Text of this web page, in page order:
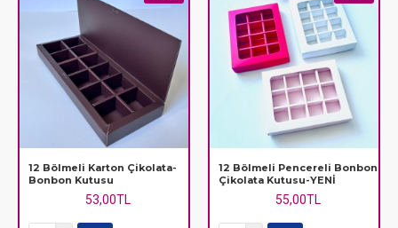
12 Bölmeli Karton Çikolata-
Bonbon Kutusu
53,00TL
12 Bölmeli Pencereli Bonbon
Çikolata Kutusu-YENİ
55,00TL